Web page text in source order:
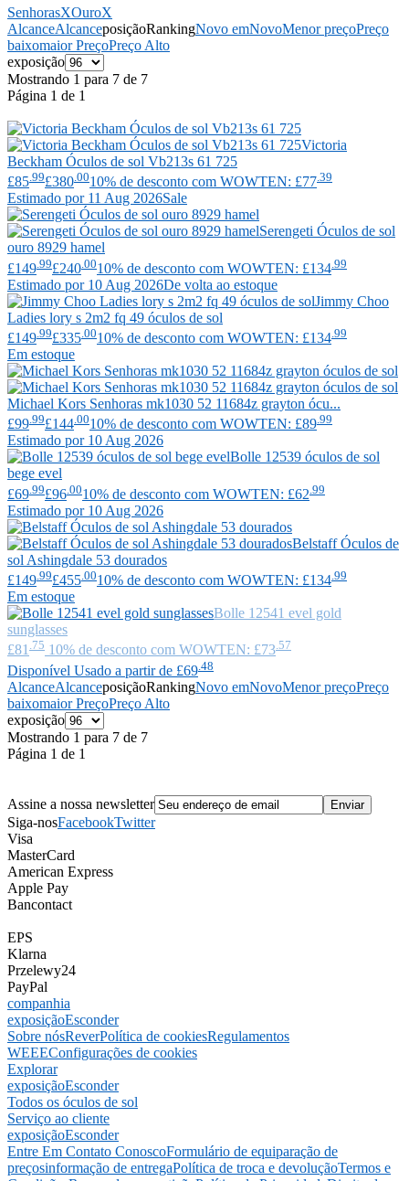
SenhorasXOuroX
AlcanceAlcanceposiçãoRankingNovo emNovoMenor preçoPreço
baixomaior PreçoPreço Alto
exposição
Mostrando 1 para 7 de 7
Página 1 de 1
Victoria
Beckham Óculos de sol Vb213s 61 725
£85 .99£380 .0010% de desconto com WOWTEN: £77 .39
Estimado por 11 Aug 2026Sale
Serengeti Óculos de sol
ouro 8929 hamel
£149 .99£240 .0010% de desconto com WOWTEN: £134 .99
Estimado por 10 Aug 2026De volta ao estoque
Jimmy Choo
Ladies lory s 2m2 fq 49 óculos de sol
£149 .99£335 .0010% de desconto com WOWTEN: £134 .99
Em estoque
Michael Kors Senhoras mk1030 52 11684z grayton ócu...
£99 .99£144 .0010% de desconto com WOWTEN: £89 .99
Estimado por 10 Aug 2026
Bolle 12539 óculos de sol
bege evel
£69 .99£96 .0010% de desconto com WOWTEN: £62 .99
Estimado por 10 Aug 2026
BelstaffÓculos de
sol Ashingdale 53 dourados
£149 .99£455 .0010% de desconto com WOWTEN: £134 .99
Em estoque
Bolle 12541 evel gold
sunglasses
£81 .75 10% de desconto com WOWTEN: £73 .57
Disponível Usado a partir de £69 .48
AlcanceAlcanceposiçãoRankingNovo emNovoMenor preçoPreço
baixomaior PreçoPreço Alto
exposição
Mostrando 1 para 7 de 7
Página 1 de 1
Assine a nossa newsletter
Siga-nosFacebookTwitter
Visa
MasterCard
American Express
Apple Pay
Bancontact
EPS
Klarna
Przelewy24
PayPal
companhia
exposiçãoEsconder
Sobre nósReverPolítica de cookiesRegulamentos
WEEEConfigurações de cookies
Explorar
exposiçãoEsconder
Todos os óculos de sol
Serviço ao cliente
exposiçãoEsconder
Entre Em Contato ConoscoFormulário de equiparação de
preçosinformação de entregaPolítica de troca e devoluçãoTermos e